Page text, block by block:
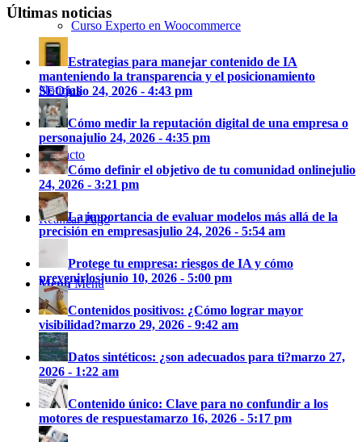
Curso Experto en Woocommerce
Noticias
Contacto
Realizar Pago
Menú Menú
Últimas noticias
Estrategias para manejar contenido de IA
manteniendo la transparencia y el posicionamiento
SEOjulio 24, 2026 - 4:43 pm
Cómo medir la reputación digital de una empresa o
personajulio 24, 2026 - 4:35 pm
Cómo definir el objetivo de tu comunidad onlinejulio
24, 2026 - 3:21 pm
La importancia de evaluar modelos más allá de la
precisión en empresasjulio 24, 2026 - 5:54 am
Protege tu empresa: riesgos de IA y cómo
prevenirlosjunio 10, 2026 - 5:00 pm
Contenidos positivos: ¿Cómo lograr mayor
visibilidad?marzo 29, 2026 - 9:42 am
Datos sintéticos: ¿son adecuados para ti?marzo 27,
2026 - 1:22 am
Contenido único: Clave para no confundir a los
motores de respuestamarzo 16, 2026 - 5:17 pm